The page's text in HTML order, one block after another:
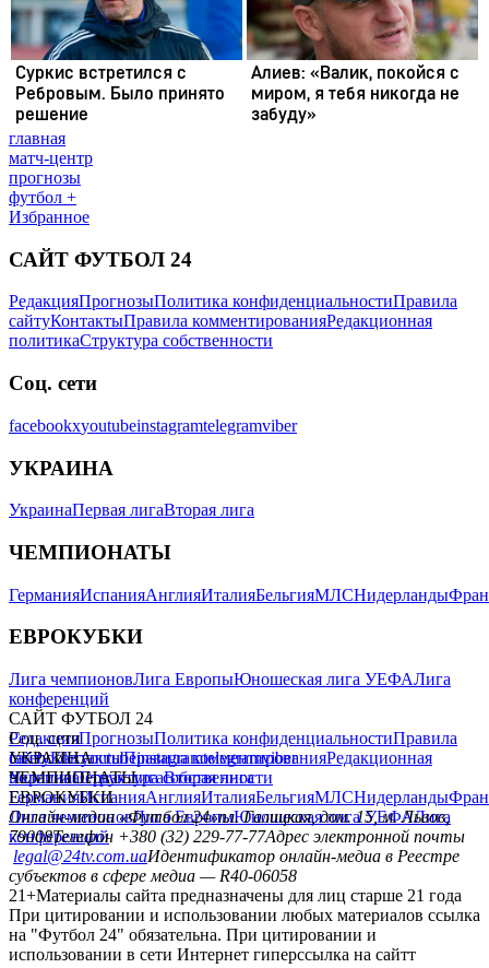
главная
матч-центр
прогнозы
футбол +
Избранное
САЙТ ФУТБОЛ 24
РедакцияПрогнозыПолитика конфиденциальностиПравила
сайтуКонтактыПравила комментированияРедакционная
политикаСтруктура собственности
Соц. сети
facebookxyoutubeinstagramtelegramviber
УКРАИНА
УкраинаПервая лигаВторая лига
ЧЕМПИОНАТЫ
ГерманияИспанияАнглияИталияБельгияМЛСНидерланды
ЕВРОКУБКИ
Лига чемпионовЛига ЕвропыЮношеская лига УЕФАЛига
конференций
САЙТ ФУТБОЛ 24
РедакцияПрогнозыПолитика конфиденциальностиПравила
сайтуКонтактыПравила комментированияРедакционная
политикаСтруктура собственности
Соц. сети
facebookxyoutubeinstagramtelegramviber
УКРАИНА
УкраинаПервая лигаВторая лига
ЧЕМПИОНАТЫ
ГерманияИспанияАнглияИталияБельгияМЛСНидерланды
ЕВРОКУБКИ
Лига чемпионовЛига ЕвропыЮношеская лига УЕФАЛига
конференций
Онлайн-медиа «Футбол 24»пл. Галицкая, дом. 15, м. Львов,
79008Телефон +380 (32) 229-77-77Адрес электронной почты
legal@24tv.com.uaИдентификатор онлайн-медиа в Реестре
субъектов в сфере медиа — R40-06058
21+Материалы сайта предназначены для лиц старше 21 года
При цитировании и использовании любых материалов ссылка
на "Футбол 24" обязательна. При цитировании и
использовании в сети Интернет гиперссылка на сайтт